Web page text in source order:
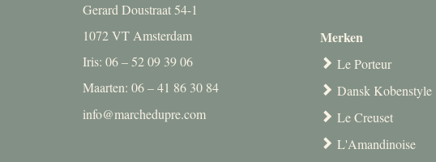
Gerard Doustraat 54-1
1072 VT Amsterdam
Iris: 06 – 52 09 39 06
Maarten: 06 – 41 86 30 84
info@marchedupre.com
Merken
Le Porteur
Dansk Kobenstyle
Le Creuset
L'Amandinoise